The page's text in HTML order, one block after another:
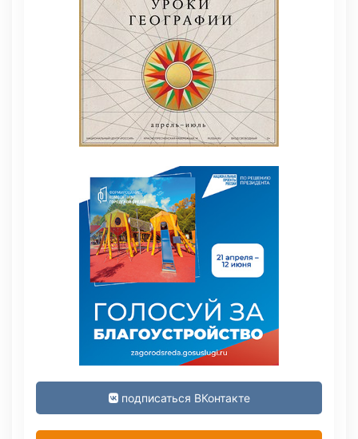
подписаться ВКонтакте